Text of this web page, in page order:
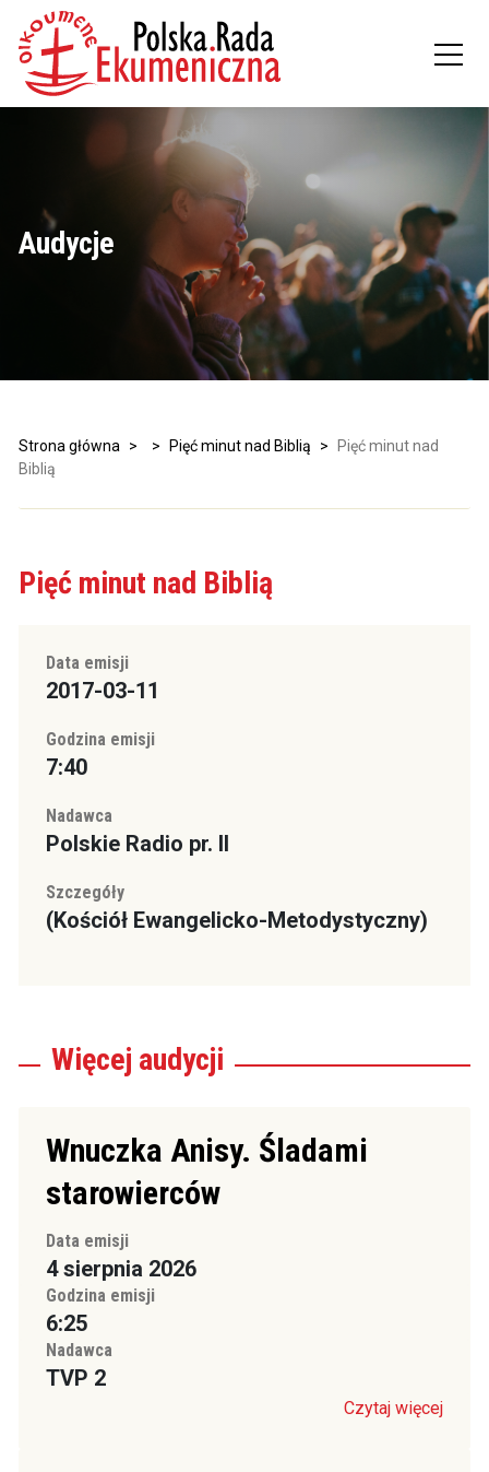
Audycje
Strona główna > > Pięć minut nad Biblią >
Pięć minut nad
Biblią
Pięć minut nad Biblią
Data emisji
2017-03-11
Godzina emisji
7:40
Nadawca
Polskie Radio pr. II
Szczegóły
(Kościół Ewangelicko-Metodystyczny)
Więcej audycji
Wnuczka Anisy. Śladami
starowierców
Data emisji
4 sierpnia 2026
Godzina emisji
6:25
Nadawca
TVP 2
Czytaj więcej